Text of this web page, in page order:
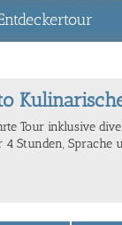
Tour inklusive
4 Stunden, Sprache